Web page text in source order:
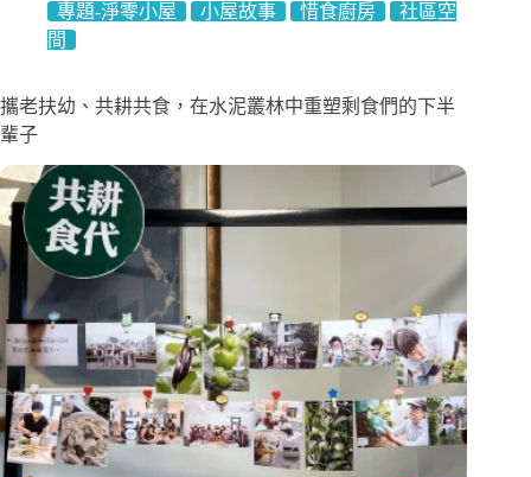
專題-淨零小屋 小屋故事 惜食廚房
社區空
間
攜老扶幼、共耕共食，在水泥叢林中重塑剩食們的下半
輩子